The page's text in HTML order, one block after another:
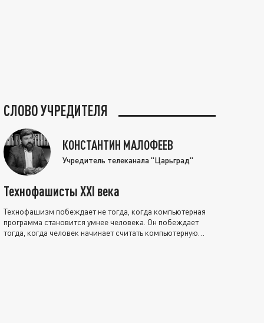
СЛОВО УЧРЕДИТЕЛЯ
КОНСТАНТИН МАЛОФЕЕВ
Учредитель телеканала "Царьград"
Технофашисты XXI века
Технофашизм побеждает не тогда, когда компьютерная
программа становится умнее человека. Он побеждает
тогда, когда человек начинает считать компьютерную